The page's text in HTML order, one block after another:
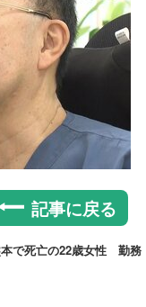
記事に戻る
で死亡の22歳女性 勤務